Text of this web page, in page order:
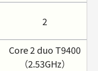
2
Core 2 duo T9400
（2.53GHz）